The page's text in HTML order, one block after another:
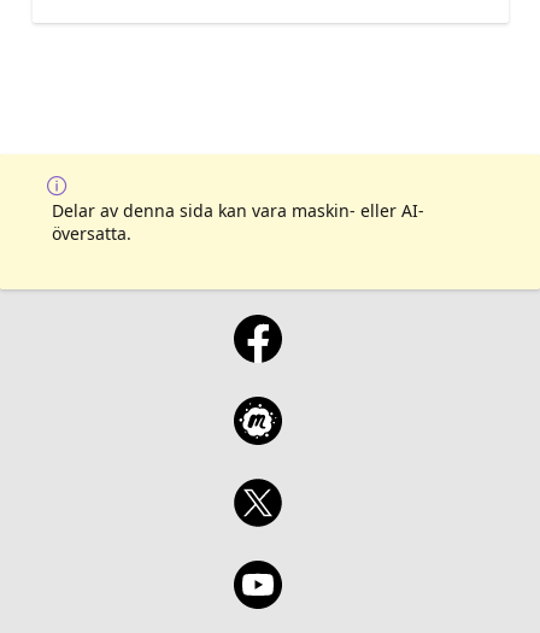
Delar av denna sida kan vara maskin- eller AI-
översatta.